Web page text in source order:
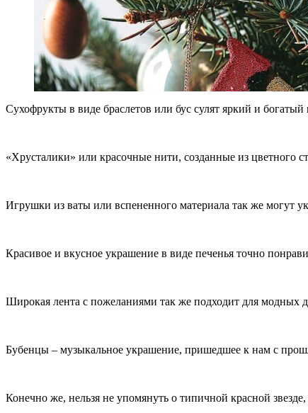
Сухофрукты в виде браслетов или бус сулят яркий и
«Хрусталики» или красочные нити, созданные из цветного
Игрушки из ваты или вспененного материала так же могут
Красивое и вкусное украшение в виде печенья точно
Широкая лента с пожеланиями так же подходит для модных
Бубенцы – музыкальное украшение, пришедшее к нам с
Конечно же, нельзя не упомянуть о типичной красной